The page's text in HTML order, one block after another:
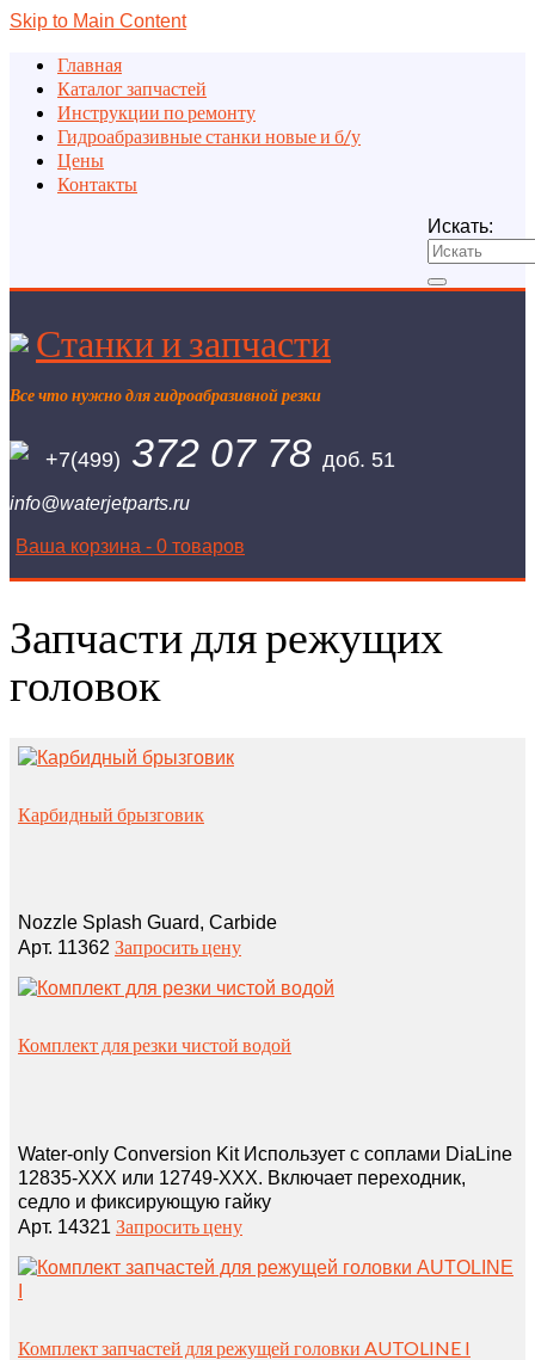
Skip to Main Content
Главная
Каталог запчастей
Инструкции по ремонту
Гидроабразивные станки новые и б/у
Цены
Контакты
Искать:
Станки и запчасти
Все что нужно для гидроабразивной резки
+7(499) 372 07 78 доб. 51
info@waterjetparts.ru
Ваша корзина - 0 товаров
Запчасти для режущих
головок
Карбидный брызговик
Nozzle Splash Guard, Carbide
Арт. 11362 Запросить цену
Комплект для резки чистой водой
Water‑only Conversion Kit Использует с соплами DiaLine
12835‑XXX или 12749‑XXX. Включает переходник,
седло и фиксирующую гайку
Арт. 14321 Запросить цену
Комплект запчастей для режущей головки AUTOLINE I